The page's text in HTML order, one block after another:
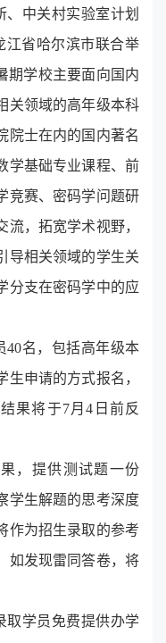
中关村实验室计划
江省哈尔滨市联合举
期学校主要面向国内
关领域的高年级本科
院士在内的国内著名
学基础专业课程、前
竞赛、密码学问题研
流，拓宽学术视野，
导相关领域的学生关
分支在密码学中的应
40名，包括高年级本
申请的方式报名，
果将于7月4日前反
，提供测试题一份
学生解题的思考深度
作为招生录取的参考
如发现雷同答卷，将
取学员免费提供办学